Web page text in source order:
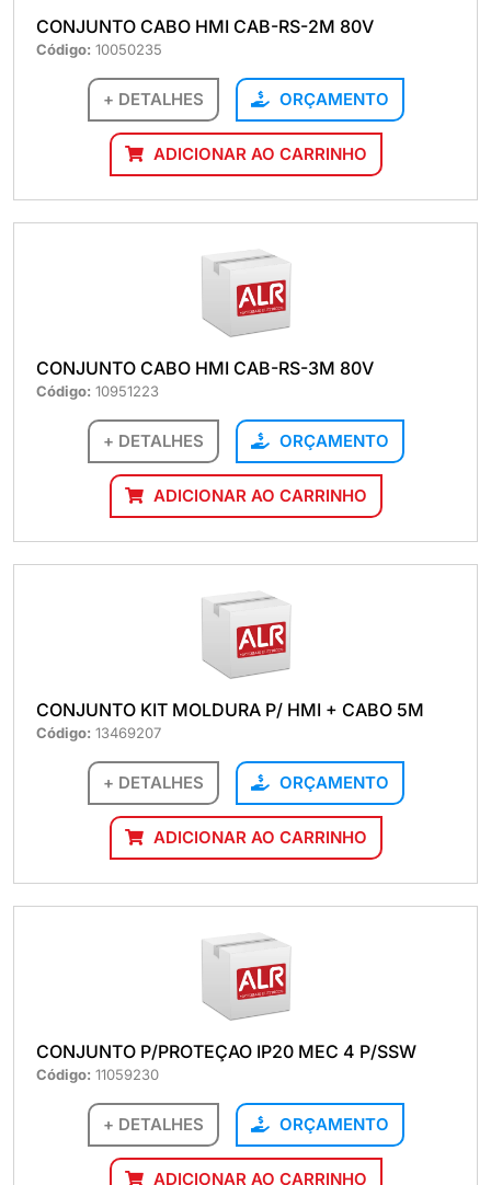
CONJUNTO CABO HMI CAB-RS-2M 80V
Código: 10050235
+ DETALHES ORÇAMENTO
ADICIONAR AO CARRINHO
CONJUNTO CABO HMI CAB-RS-3M 80V
Código: 10951223
+ DETALHES ORÇAMENTO
ADICIONAR AO CARRINHO
CONJUNTO KIT MOLDURA P/ HMI + CABO 5M
Código: 13469207
+ DETALHES ORÇAMENTO
ADICIONAR AO CARRINHO
CONJUNTO P/PROTEÇAO IP20 MEC 4 P/SSW
Código: 11059230
+ DETALHES ORÇAMENTO
ADICIONAR AO CARRINHO